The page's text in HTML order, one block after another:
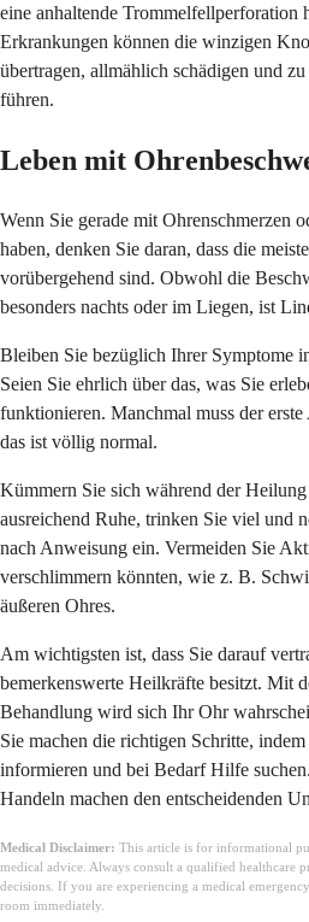
eine anhaltende Trommelfellperforation
Erkrankungen können die winzigen
übertragen, allmählich schädigen und
führen.
Leben mit
Wenn Sie gerade mit Ohrenschmerzen
haben, denken Sie daran, dass die
vorübergehend sind. Obwohl die
besonders nachts oder im Liegen, ist
Bleiben Sie bezüglich Ihrer Symptome
Seien Sie ehrlich über das, was Sie
funktionieren. Manchmal muss der erste
das ist völlig normal.
Kümmern Sie sich während der
ausreichend Ruhe, trinken Sie viel und
nach Anweisung ein. Vermeiden Sie
verschlimmern könnten, wie z. B.
äußeren Ohres.
Am wichtigsten ist, dass Sie darauf
bemerkenswerte Heilkräfte besitzt. Mit
Behandlung wird sich Ihr Ohr
Sie machen die richtigen Schritte,
informieren und bei Bedarf Hilfe
Handeln machen den entscheidenden
Medical Disclaimer: This article is for informational
medical advice. Always consult a qualified healthcare
decisions. If you are experiencing a medical
room immediately.